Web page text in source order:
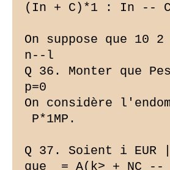
(In + C)*1 : In -- C
On suppose que
n--l
Q 36. Monter que
p=0
On considère
P*1MP.
Q 37. Soient i
que
= A(k> + NC --